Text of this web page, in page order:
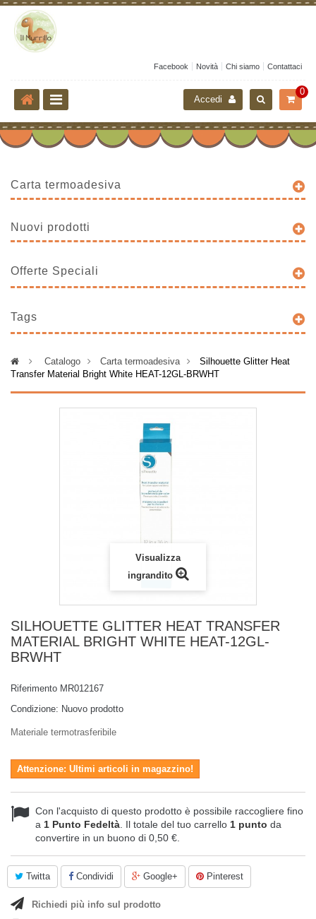
Facebook Novità Chi siamo Contattaci
0
Accedi
Carta termoadesiva
Nuovi prodotti
Offerte Speciali
Tags
> Catalogo > Carta termoadesiva >
Silhouette Glitter Heat
Transfer Material Bright White HEAT-12GL-BRWHT
Visualizza
ingrandito
SILHOUETTE GLITTER HEAT TRANSFER
MATERIAL BRIGHT WHITE HEAT-12GL-
BRWHT
Riferimento MR012167
Condizione: Nuovo prodotto
Materiale termotrasferibile
Attenzione: Ultimi articoli in magazzino!
Con l'acquisto di questo prodotto è possibile raccogliere fino
a 1 Punto Fedeltà . Il totale del tuo carrello 1 punto da
convertire in un buono di 0,50 €
Twitta Condividi Google+ Pinterest
Richiedi più info sul prodotto